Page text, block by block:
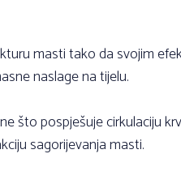
masti tako da svojim
naslage na tijelu.
što pospješuje cirkulaciju
sagorijevanja masti.